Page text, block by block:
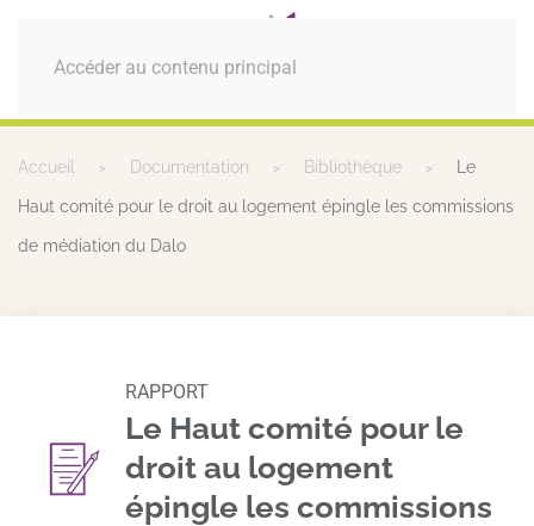
Accéder au contenu principal
MENU
Accueil Documentation Bibliothèque Le
Haut comité pour le droit au logement épingle les commissions
de médiation du Dalo
RAPPORT
Le Haut comité pour le
droit au logement
épingle les commissions